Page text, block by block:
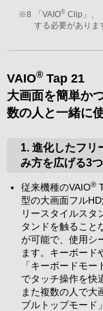
※8 「VAIO®Clip」、
する必要がありま
VAIO® Tap 21
大画面を簡単か
数の人と一緒に
1. 進化したフリ
み方を広げる3
従来機種のVAIO®
型の大画面フル
リースタイルスタ
タンドを触ること
が可能で、使用シ
ます。キーボード
「キーボードモ
でタッチ操作を快
また複数の人で大
ブルトップモード